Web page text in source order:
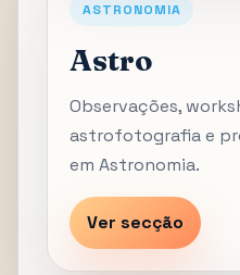
ASTRONOMIA
Astro
Observações,
astrofotografia e
em Astronomia.
Ver secção